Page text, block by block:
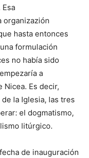
organizazión
hasta entonces
formulación
no había sido
a
Es decir,
la Iglesia, las tres
el dogmatismo,
litúrgico.
de inauguración